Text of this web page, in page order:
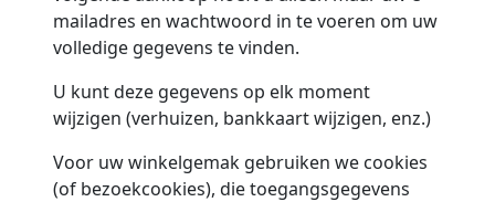
mailadres en wachtwoord in te voeren om uw
volledige gegevens te vinden.
U kunt deze gegevens op elk moment
wijzigen (verhuizen, bankkaart wijzigen, enz.)
Voor uw winkelgemak gebruiken we cookies
(of bezoekcookies), die toegangsgegevens